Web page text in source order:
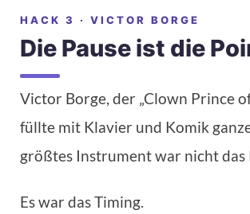
HACK 3 · VICTOR BORGE
Die Pause ist die
Victor Borge, der „Clown Prince
füllte mit Klavier und Komik
größtes Instrument war nicht das
Es war das Timing.